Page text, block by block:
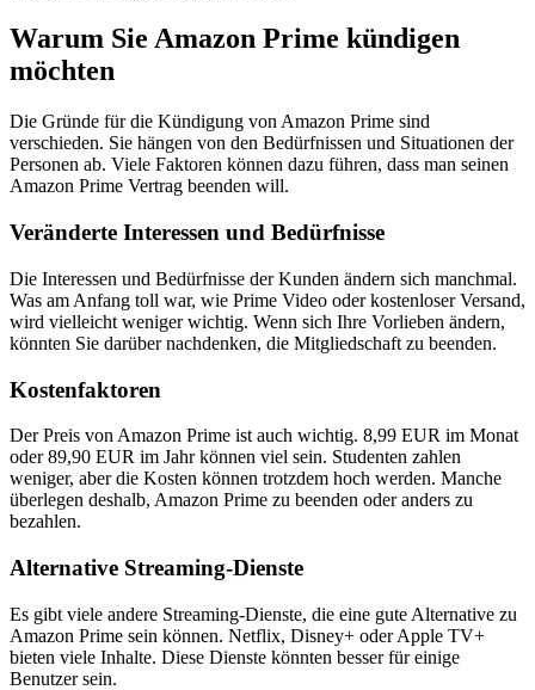
Warum Sie Amazon Prime kündigen
möchten
Die Gründe für die Kündigung von Amazon Prime sind
verschieden. Sie hängen von den Bedürfnissen und Situationen der
Personen ab. Viele Faktoren können dazu führen, dass man seinen
Amazon Prime Vertrag beenden will.
Veränderte Interessen und Bedürfnisse
Die Interessen und Bedürfnisse der Kunden ändern sich manchmal.
Was am Anfang toll war, wie Prime Video oder kostenloser Versand,
wird vielleicht weniger wichtig. Wenn sich Ihre Vorlieben ändern,
könnten Sie darüber nachdenken, die Mitgliedschaft zu beenden.
Kostenfaktoren
Der Preis von Amazon Prime ist auch wichtig. 8,99 EUR im Monat
oder 89,90 EUR im Jahr können viel sein. Studenten zahlen
weniger, aber die Kosten können trotzdem hoch werden. Manche
überlegen deshalb, Amazon Prime zu beenden oder anders zu
bezahlen.
Alternative Streaming-Dienste
Es gibt viele andere Streaming-Dienste, die eine gute Alternative zu
Amazon Prime sein können. Netflix, Disney+ oder Apple TV+
bieten viele Inhalte. Diese Dienste könnten besser für einige
Benutzer sein.